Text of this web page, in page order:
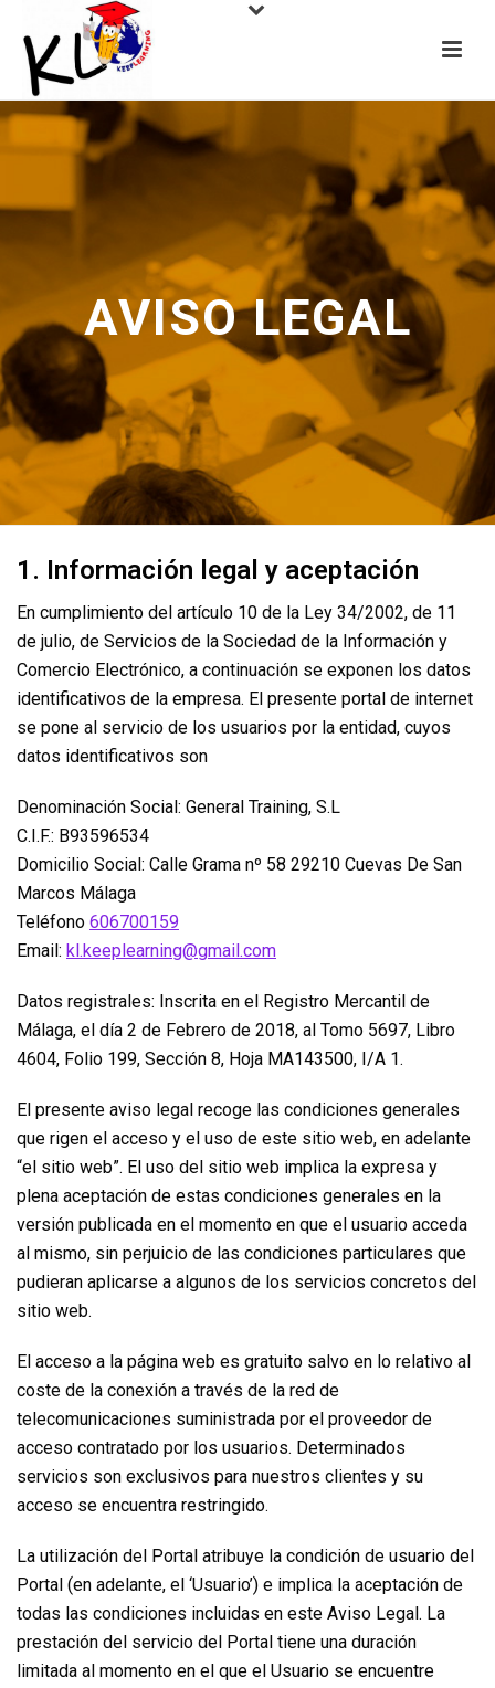
AVISO LEGAL
1. Información legal y aceptación
En cumplimiento del artículo 10 de la Ley 34/2002, de 11
de julio, de Servicios de la Sociedad de la Información y
Comercio Electrónico, a continuación se exponen los datos
identificativos de la empresa. El presente portal de internet
se pone al servicio de los usuarios por la entidad, cuyos
datos identificativos son
Denominación Social: General Training, S.L
C.I.F.: B93596534
Domicilio Social: Calle Grama nº 58 29210 Cuevas De San
Marcos Málaga
Teléfono 606700159
Email: kl.keeplearning@gmail.com
Datos registrales: Inscrita en el Registro Mercantil de
Málaga, el día 2 de Febrero de 2018, al Tomo 5697, Libro
4604, Folio 199, Sección 8, Hoja MA143500, I/A 1.
El presente aviso legal recoge las condiciones generales
que rigen el acceso y el uso de este sitio web, en adelante
“el sitio web”. El uso del sitio web implica la expresa y
plena aceptación de estas condiciones generales en la
versión publicada en el momento en que el usuario acceda
al mismo, sin perjuicio de las condiciones particulares que
pudieran aplicarse a algunos de los servicios concretos del
sitio web.
El acceso a la página web es gratuito salvo en lo relativo al
coste de la conexión a través de la red de
telecomunicaciones suministrada por el proveedor de
acceso contratado por los usuarios. Determinados
servicios son exclusivos para nuestros clientes y su
acceso se encuentra restringido.
La utilización del Portal atribuye la condición de usuario del
Portal (en adelante, el ‘Usuario’) e implica la aceptación de
todas las condiciones incluidas en este Aviso Legal. La
prestación del servicio del Portal tiene una duración
limitada al momento en el que el Usuario se encuentre